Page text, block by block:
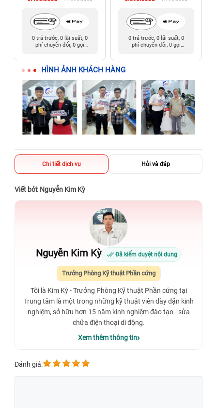
0 trả trước, 0 lãi suất, 0
phí chuyển đổi, 0 gọi
0 trả trước, 0 lãi suất, 0
phí chuyển đổi, 0 gọi
HÌNH ẢNH KHÁCH HÀNG
Chi tiết dịch vụ Hỏi và đáp
Viết bởi: Nguyễn Kim Kỳ
Nguyễn Kim Kỳ Đã kiểm duyệt nội dung
Trưởng Phòng Kỹ thuật Phần cứng
Tôi là Kim Kỳ - Trưởng Phòng Kỹ thuật Phần cứng tại
Trung tâm là một trong những kỹ thuật viên dày dặn kinh
nghiệm, sở hữu hơn 15 năm kinh nghiệm đào tạo - sửa
chữa điện thoại di động.
Xem thêm thông tin
Đánh giá: